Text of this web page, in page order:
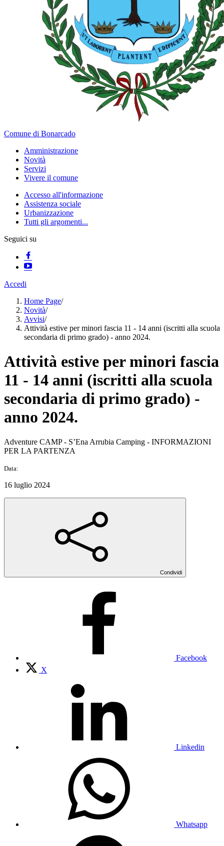
Comune di Bonarcado
Amministrazione
Novità
Servizi
Vivere il comune
Accesso all'informazione
Assistenza sociale
Urbanizzazione
Tutti gli argomenti...
Seguici su
Accedi
Home Page/
Novità/
Avvisi/
Attività estive per minori fascia 11 - 14 anni (iscritti alla scuola
secondaria di primo grado) - anno 2024.
Attività estive per minori fascia
11 - 14 anni (iscritti alla scuola
secondaria di primo grado) -
anno 2024.
Adventure CAMP - S’Ena Arrubia Camping - INFORMAZIONI
PER LA PARTENZA
Data:
16 luglio 2024
Condividi
Facebook
X
Linkedin
Whatsapp